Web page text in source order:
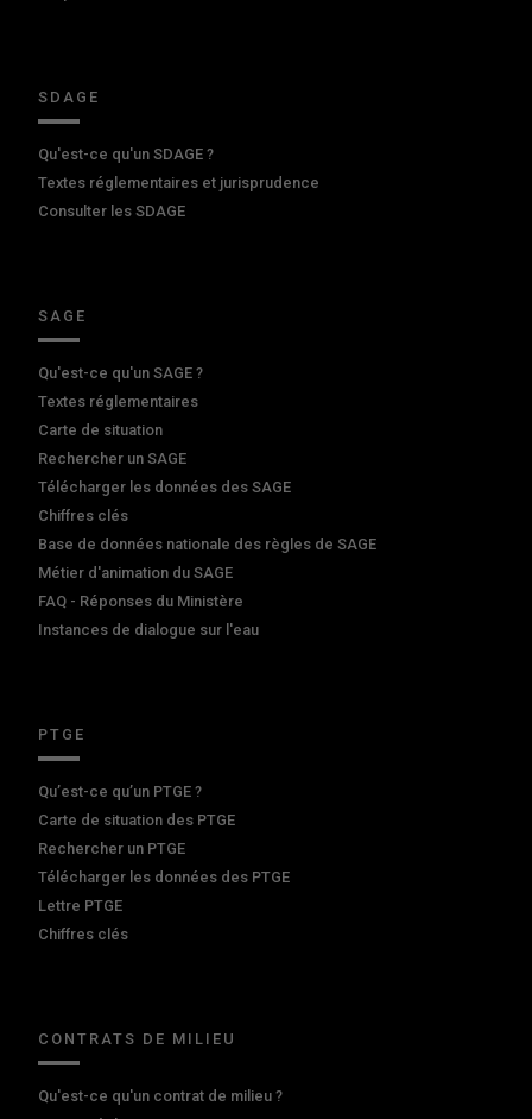
SDAGE
Qu'est-ce qu'un SDAGE ?
Textes réglementaires et jurisprudence
Consulter les SDAGE
SAGE
Qu'est-ce qu'un SAGE ?
Textes réglementaires
Carte de situation
Rechercher un SAGE
Télécharger les données des SAGE
Chiffres clés
Base de données nationale des règles de SAGE
Métier d'animation du SAGE
FAQ - Réponses du Ministère
Instances de dialogue sur l'eau
PTGE
Qu’est-ce qu’un PTGE ?
Carte de situation des PTGE
Rechercher un PTGE
Télécharger les données des PTGE
Lettre PTGE
Chiffres clés
CONTRATS DE MILIEU
Qu'est-ce qu'un contrat de milieu ?